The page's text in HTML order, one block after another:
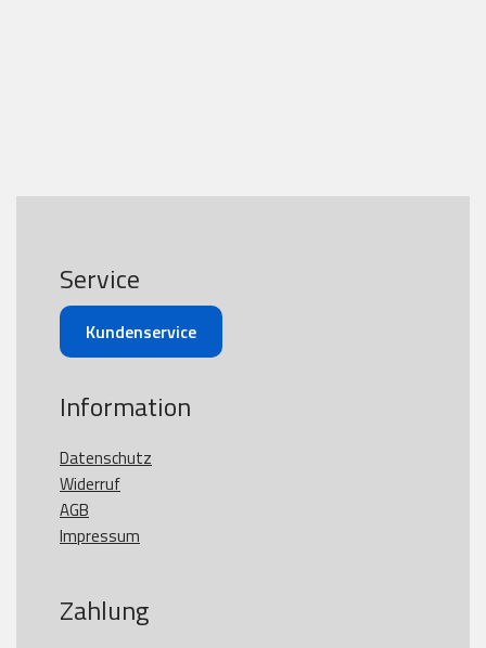
Service
Kundenservice
Information
Datenschutz
Widerruf
AGB
Impressum
Zahlung